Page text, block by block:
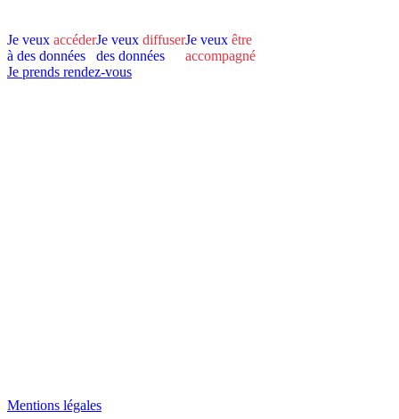
Je veux accéder
à des données
Je veux diffuser
des données
Je veux être
accompagné
Je prends rendez-vous
Mentions légales